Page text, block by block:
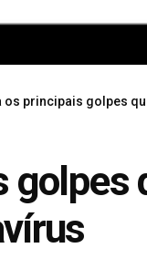
os principais golpes
golpes